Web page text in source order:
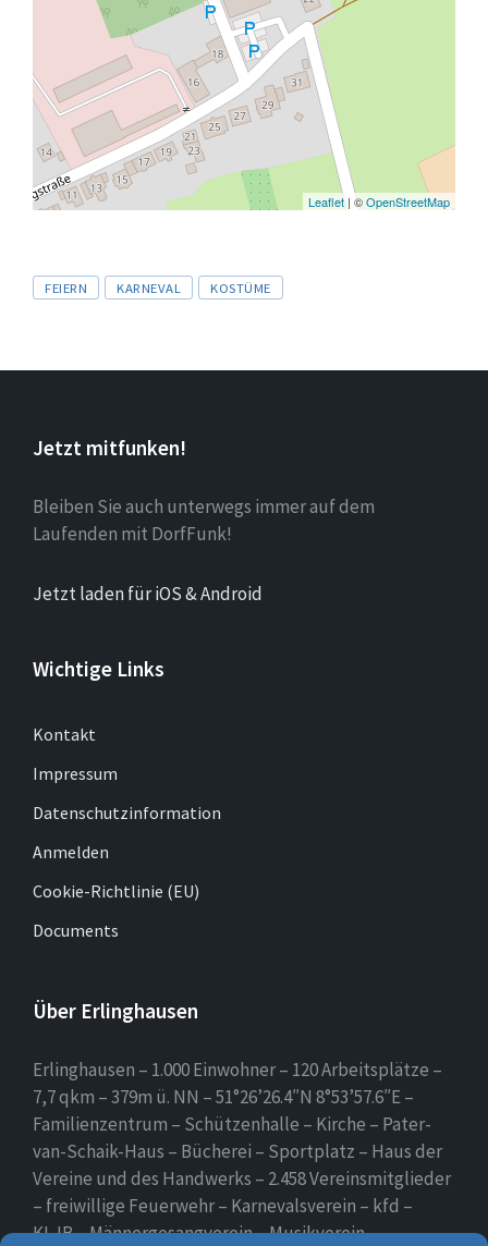
Leaflet | ©OpenStreetMap
Tags
FEIERN KARNEVAL KOSTÜME
Jetzt mitfunken!
Bleiben Sie auch unterwegs immer auf dem
Laufenden mit DorfFunk!
Jetzt laden für iOS & Android
Wichtige Links
Kontakt
Impressum
Datenschutzinformation
Anmelden
Cookie-Richtlinie (EU)
Documents
Über Erlinghausen
Erlinghausen – 1.000 Einwohner – 120 Arbeitsplätze –
7,7 qkm – 379m ü. NN – 51°26’26.4″N 8°53’57.6″E –
Familienzentrum – Schützenhalle – Kirche – Pater-
van-Schaik-Haus – Bücherei – Sportplatz – Haus der
Vereine und des Handwerks – 2.458 Vereinsmitglieder
– freiwillige Feuerwehr – Karnevalsverein – kfd –
KLJB – Männergesangverein – Musikverein –